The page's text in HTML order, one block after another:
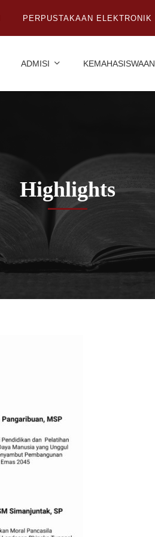
PERPUSTAKAAN ELEKTRONIK
ADMISI KEMAHASISWAAN
Highlights